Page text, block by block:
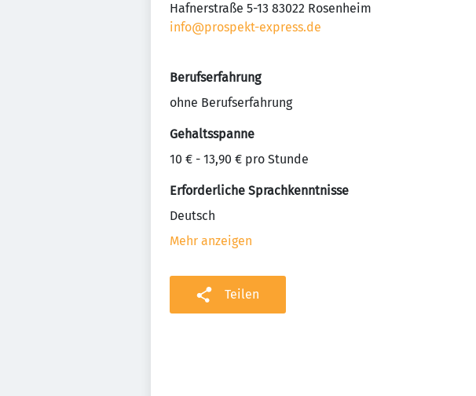
Hafnerstraße 5-13 83022 Rosenheim
info@prospekt-express.de
Berufserfahrung
ohne Berufserfahrung
Gehaltsspanne
10 € - 13,90 € pro Stunde
Erforderliche Sprachkenntnisse
Deutsch
Mehr anzeigen
Teilen